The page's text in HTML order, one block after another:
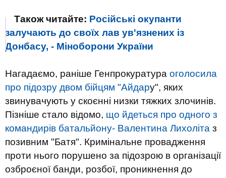
Також читайте: Російські окупанти
залучають до своїх лав ув'язнених із
Донбасу, - Міноборони України
Нагадаємо, раніше Генпрокуратура оголосила
про підозру двом бійцям "Айдару", яких
звинувачують у скоєнні низки тяжких злочинів.
Пізніше стало відомо, що йдеться про одного з
командирів батальйону- Валентина Лихоліта з
позивним "Батя". Кримінальне провадження
проти нього порушено за підозрою в організації
озброєної банди, розбої, проникнення до